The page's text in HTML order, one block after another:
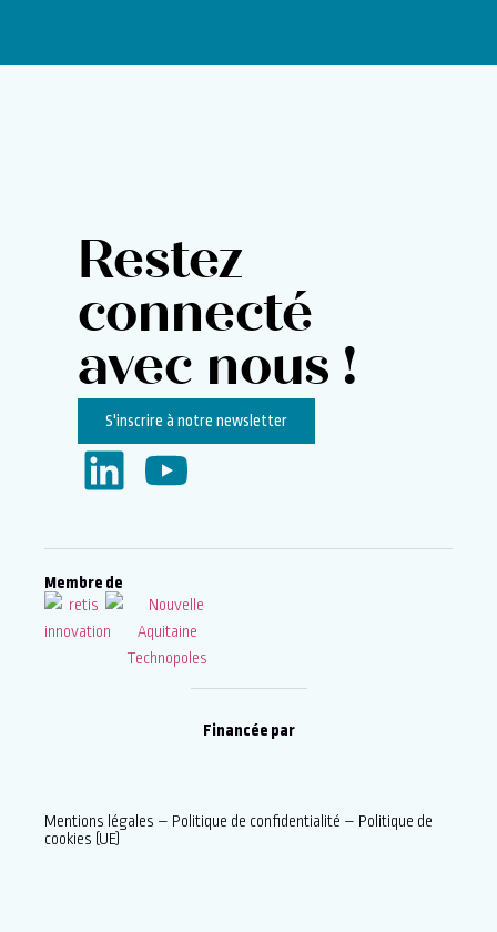
Restez
connecté
avec nous !
S'inscrire à notre newsletter
Membre de
Financée par
Mentions légales – Politique de confidentialité – Politique de
cookies (UE)